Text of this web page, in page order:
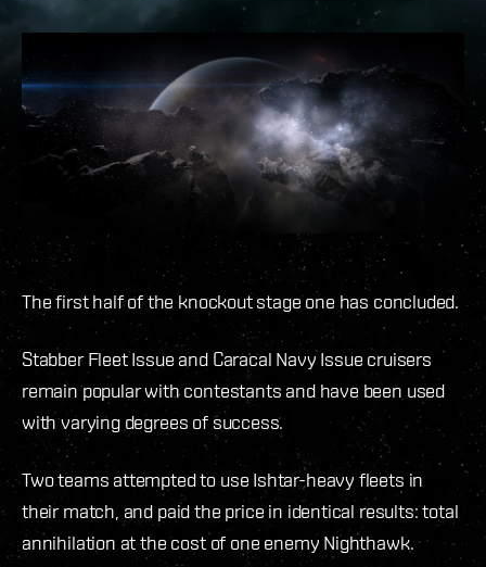
The first half of the knockout stage one has concluded.
Stabber Fleet Issue and Caracal Navy Issue cruisers
remain popular with contestants and have been used
with varying degrees of success.
Two teams attempted to use Ishtar-heavy fleets in
their match, and paid the price in identical results: total
annihilation at the cost of one enemy Nighthawk.